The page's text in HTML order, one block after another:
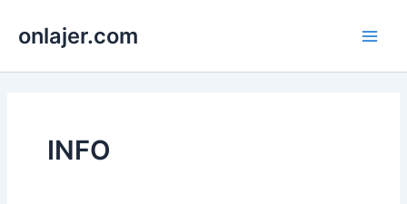
onlajer.com
INFO